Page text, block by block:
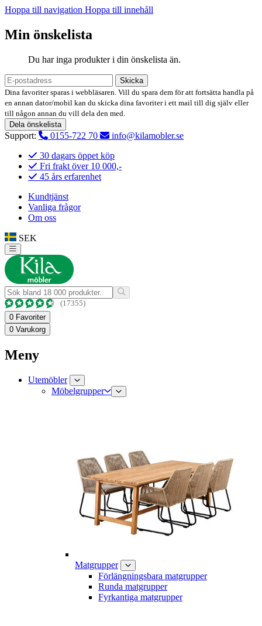
Hoppa till navigation Hoppa till innehåll
Min önskelista
Du har inga produkter i din önskelista än.
Skicka
Dina favoriter sparas i webbläsaren. Vill du spara dem för att fortsätta handla på
en annan dator/mobil kan du skicka dina favoriter i ett mail till dig själv eller
till någon annan du vill dela den med.
Dela önskelista
Support: 0155-722 70
info@kilamobler.se
30 dagars öppet köp
Fri frakt över 10 000,-
45 års erfarenhet
Kundtjänst
Vanliga frågor
Om oss
SEK
(17355)
0 Favoriter
0 Varukorg
Meny
Utemöbler
Möbelgrupper
Matgrupper
Förlängningsbara matgrupper
Runda matgrupper
Fyrkantiga matgrupper